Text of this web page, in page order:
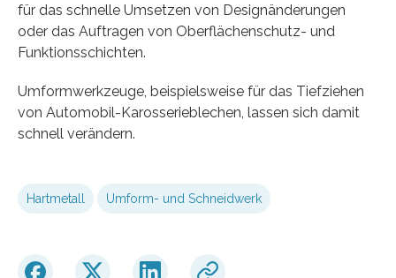
für das schnelle Umsetzen von Designänderungen
oder das Auftragen von Oberflächenschutz- und
Funktionsschichten.
Umformwerkzeuge, beispielsweise für das Tiefziehen
von Automobil-Karosserieblechen, lassen sich damit
schnell verändern.
Hartmetall Umform- und Schneidwerk